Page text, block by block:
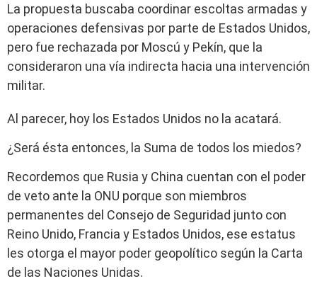
La propuesta buscaba coordinar escoltas armadas y
operaciones defensivas por parte de Estados Unidos,
pero fue rechazada por Moscú y Pekín, que la
consideraron una vía indirecta hacia una intervención
militar.
Al parecer, hoy los Estados Unidos no la acatará.
¿Será ésta entonces, la Suma de todos los miedos?
Recordemos que Rusia y China cuentan con el poder
de veto ante la ONU porque son miembros
permanentes del Consejo de Seguridad junto con
Reino Unido, Francia y Estados Unidos, ese estatus
les otorga el mayor poder geopolítico según la Carta
de las Naciones Unidas.